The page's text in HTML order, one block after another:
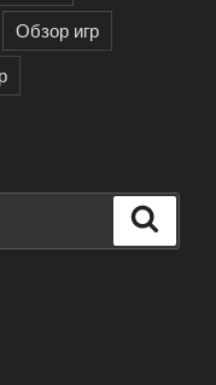
Обзор игр